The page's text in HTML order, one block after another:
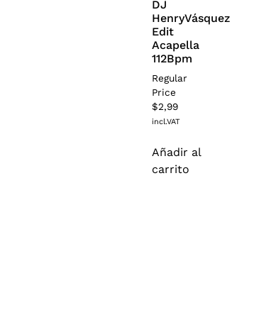
DJ
HenryVásquez
Edit
Acapella
112Bpm
Regular
Price
$2,99
incl.VAT
Añadir al
carrito